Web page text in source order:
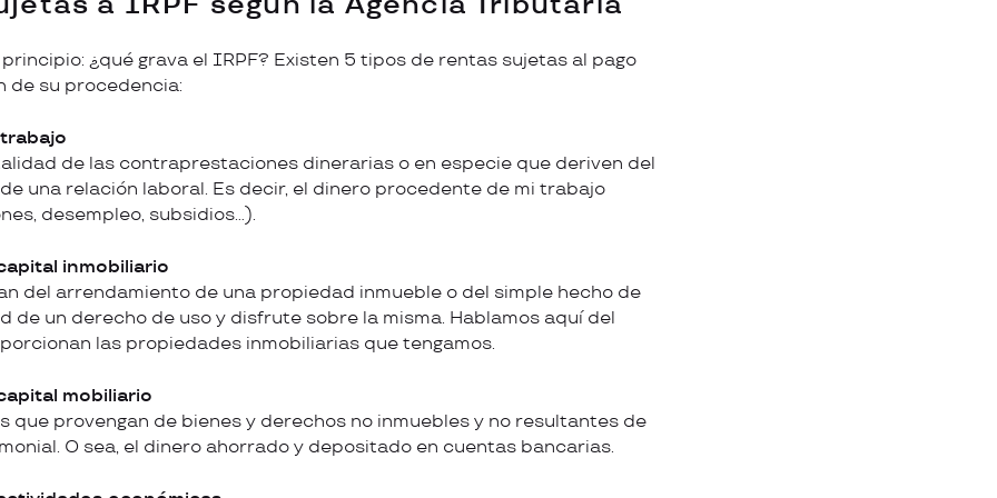
¿qué grava el IRPF? Existen 5 tipos de rentas sujetas al pago
de su procedencia:
de las contraprestaciones dinerarias o en especie que deriven del
una relación laboral. Es decir, el dinero procedente de mi trabajo
desempleo, subsidios…).
inmobiliario
del arrendamiento de una propiedad inmueble o del simple hecho de
de un derecho de uso y disfrute sobre la misma. Hablamos aquí del
las propiedades inmobiliarias que tengamos.
mobiliario
que provengan de bienes y derechos no inmuebles y no resultantes de
O sea, el dinero ahorrado y depositado en cuentas bancarias.